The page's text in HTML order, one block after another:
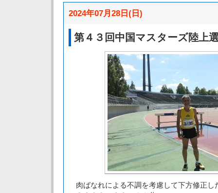
2024年07月28日(日)
第４３回中国マスターズ陸上
肉ばなれによる不調を考慮して下方修正し